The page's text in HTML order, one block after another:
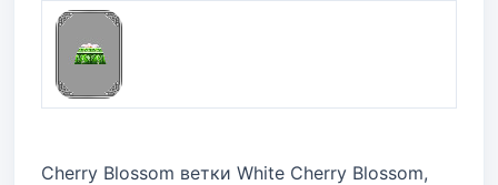
Cherry Blossom ветки White Cherry Blossom,